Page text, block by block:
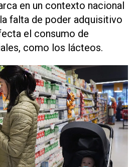
en un contexto nacional
falta de poder adquisitivo
el consumo de
como los lácteos.